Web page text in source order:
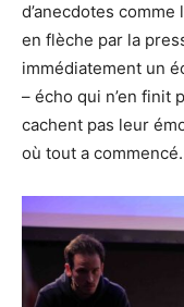
d’anecdotes
en flèche par la
immédiatement un
– écho qui n’en finit
cachent pas leur
où tout a commencé.